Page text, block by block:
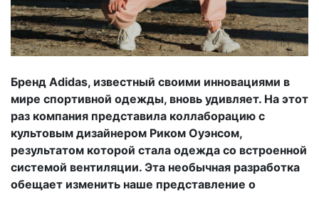
Бренд Adidas, известный своими инновациями в
мире спортивной одежды, вновь удивляет. На этот
раз компания представила коллаборацию с
культовым дизайнером Риком Оуэнсом,
результатом которой стала одежда со встроенной
системой вентиляции. Эта необычная разработка
обещает изменить наше представление о